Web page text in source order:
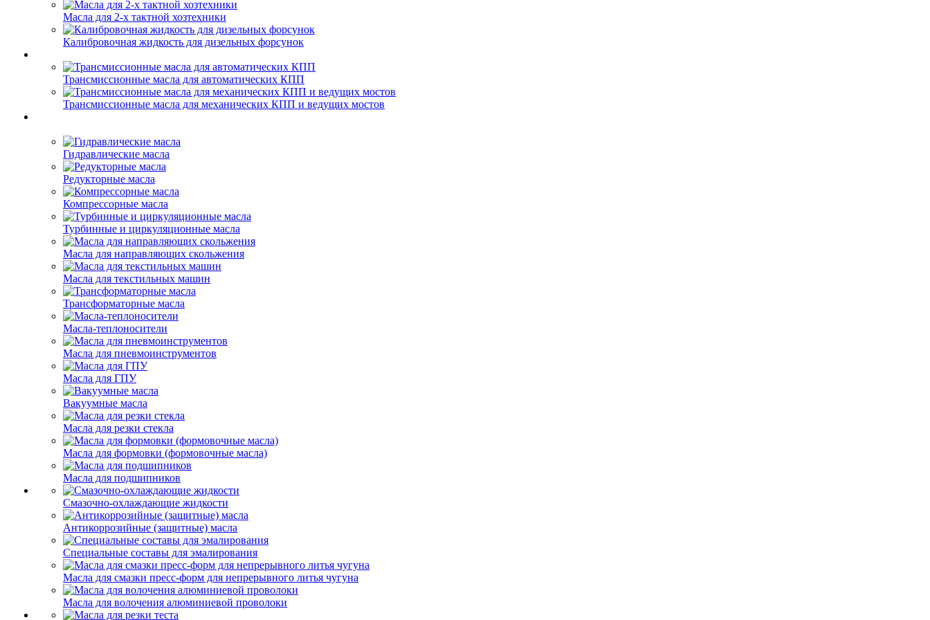
Масла для 2-х тактной хозтехники
Калибровочная жидкость для дизельных форсунок
Трансмиссионные масла для автоматических КПП
Трансмиссионные масла для механических КПП и ведущих мостов
Гидравлические масла
Редукторные масла
Компрессорные масла
Турбинные и циркуляционные масла
Масла для направляющих скольжения
Масла для текстильных машин
Трансформаторные масла
Масла-теплоносители
Масла для пневмоинструментов
Масла для ГПУ
Вакуумные масла
Масла для резки стекла
Масла для формовки (формовочные масла)
Масла для подшипников
Смазочно-охлаждающие жидкости
Антикоррозийные (защитные) масла
Специальные составы для эмалирования
Масла для смазки пресс-форм для непрерывного литья чугуна
Масла для волочения алюминиевой проволоки